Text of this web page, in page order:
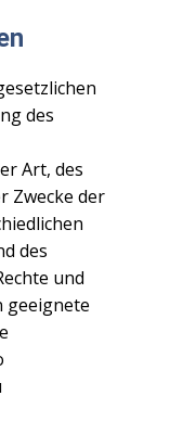
des
Art, des
Zwecke der
des
und
geeignete